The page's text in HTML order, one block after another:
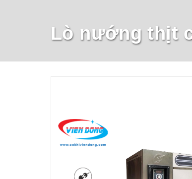
Lò nướng thịt
MÁY CHẾ BIẾN NÔNG SẢN